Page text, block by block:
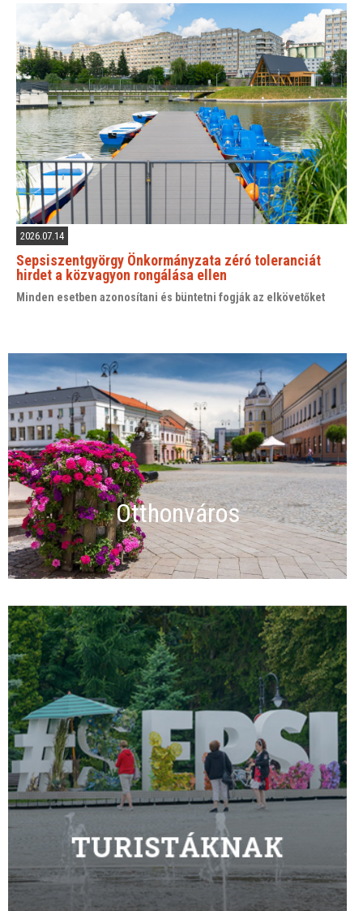
2026.07.14
Sepsiszentgyörgy Önkormányzata zéró toleranciát
hirdet a közvagyon rongálása ellen
Minden esetben azonosítani és büntetni fogják az elkövetőket
Otthonváros